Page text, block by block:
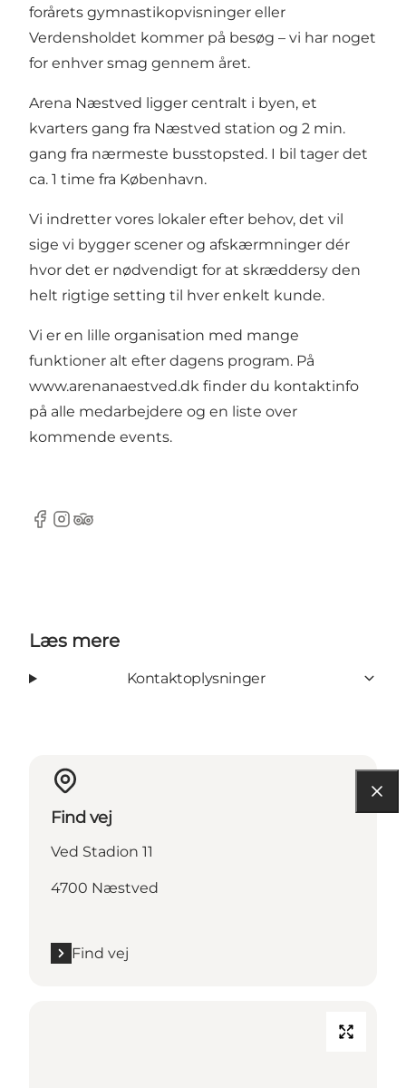
forårets gymnastikopvisninger eller
Verdensholdet kommer på besøg – vi har noget
for enhver smag gennem året.
Arena Næstved ligger centralt i byen, et
kvarters gang fra Næstved station og 2 min.
gang fra nærmeste busstopsted. I bil tager det
ca. 1 time fra København.
Vi indretter vores lokaler efter behov, det vil
sige vi bygger scener og afskærmninger dér
hvor det er nødvendigt for at skræddersy den
helt rigtige setting til hver enkelt kunde.
Vi er en lille organisation med mange
funktioner alt efter dagens program. På
www.arenanaestved.dk finder du kontaktinfo
på alle medarbejdere og en liste over
kommende events.
Facebook
Instagram
TripAdvisor
Læs mere
Kontaktoplysninger
Find vej
Ved Stadion 11
4700 Næstved
Find vej